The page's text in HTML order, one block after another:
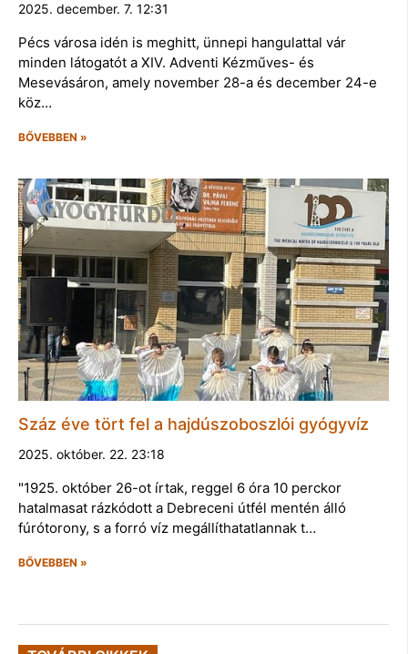
2025. december. 7. 12:31
Pécs városa idén is meghitt, ünnepi hangulattal vár
minden látogatót a XIV. Adventi Kézműves- és
Mesevásáron, amely november 28-a és december 24-e
köz…
BŐVEBBEN »
Száz éve tört fel a hajdúszoboszlói gyógyvíz
2025. október. 22. 23:18
"1925. október 26-ot írtak, reggel 6 óra 10 perckor
hatalmasat rázkódott a Debreceni útfél mentén álló
fúrótorony, s a forró víz megállíthatatlannak t…
BŐVEBBEN »